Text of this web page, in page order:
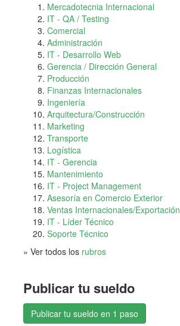
Mercadotecnia Internacional
IT - QA / Testing
Comercial
Administración
IT - Desarrollo Web
Gerencia / Dirección General
Producción
Finanzas Internacionales
Ingeniería
Arquitectura/Construcción
Marketing
Transporte
Logística
IT - Gerencia
Mantenimiento
IT - Project Management
Asesoría en Comercio Exterior
Ventas Internacionales/Exportación
IT - Líder Técnico
Soporte Técnico
» Ver todos los rubros
Publicar tu sueldo
Publicar tu sueldo en 1 paso